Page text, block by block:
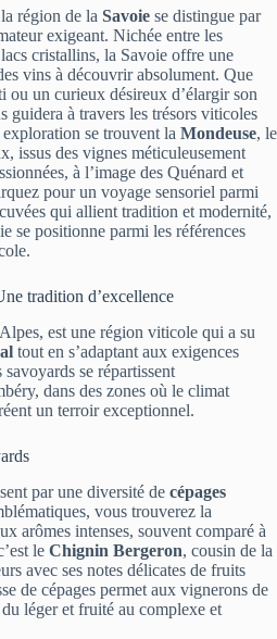
région de la Savoie se distingue par
exigeant. Nichée entre les
cristallins, la Savoie offre une
vins à découvrir absolument. Que
ou un curieux désireux d’élargir son
guidera à travers les trésors viticoles
se trouvent la Mondeuse, le
issus des vignes méticuleusement
à l’image des Quénard et
pour un voyage sensoriel parmi
qui allient tradition et modernité,
se positionne parmi les références
tradition d’excellence
est une région viticole qui a su
tout en s’adaptant aux exigences
se répartissent
dans des zones où le climat
un terroir exceptionnel.
par une diversité de cépages
vous trouverez la
arômes intenses, souvent comparé à
le Chignin Bergeron, cousin de la
avec ses notes délicates de fruits
de cépages permet aux vignerons de
léger et fruité au complexe et